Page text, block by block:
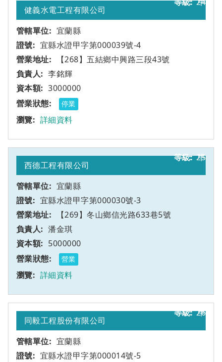
健義水電工程有限公司
宜蘭縣
宜縣水證甲字第000039號-4
【268】五結鄉中興路三段43號
李銘輝
3000000
停業
詳細資料
25
西德工程有限公司
宜蘭縣
宜縣水證甲字第000030號-3
【269】冬山鄉信光路633巷5號
甲
潘金琪
5000000
營業
詳細資料
26
同毅工程股份有限公司
宜蘭縣
宜縣水證甲字第000014號-5
甲